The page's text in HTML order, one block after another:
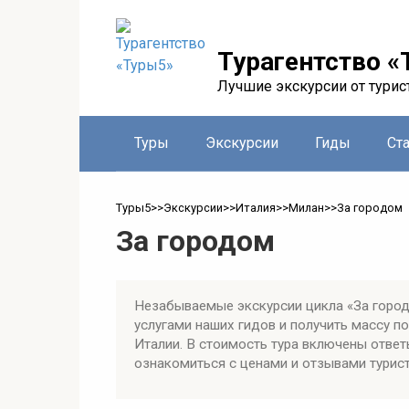
Турагентство
Лучшие экскурсии от
Туры Экскурсии Гиды
Туры5>>Экскурсии>>Италия>>Милан>>За городом
За городом
Незабываемые экскурсии цикла «За
услугами наших гидов и получить массу
Италии. В стоимость тура включены
ознакомиться с ценами и отзывами